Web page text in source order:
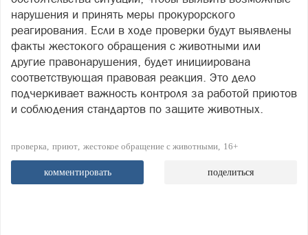
нарушения и принять меры прокурорского
реагирования. Если в ходе проверки будут выявлены
факты жестокого обращения с животными или
другие правонарушения, будет инициирована
соответствующая правовая реакция. Это дело
подчеркивает важность контроля за работой приютов
и соблюдения стандартов по защите животных.
проверка приют жестокое обращение с животными 16+
комментировать поделиться